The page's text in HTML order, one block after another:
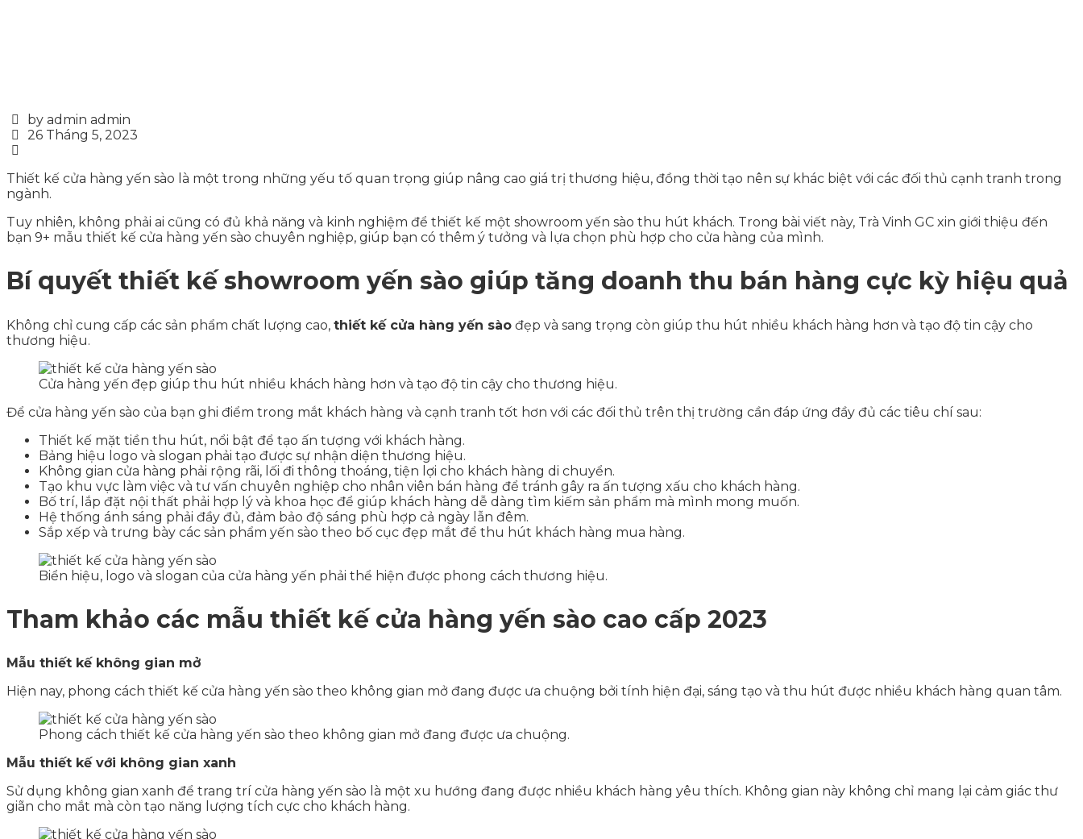
by admin admin
26 Tháng 5, 2023
Thiết kế cửa hàng yến sào là một trong những yếu tố quan trọng giúp nâng cao giá trị thương hiệu, đồng thời tạo nên sự khác biệt với các đối thủ cạnh tranh trong
ngành.
Tuy nhiên, không phải ai cũng có đủ khả năng và kinh nghiệm để thiết kế một showroom yến sào thu hút khách. Trong bài viết này, Trà Vinh GC xin giới thiệu đến
bạn 9+ mẫu thiết kế cửa hàng yến sào chuyên nghiệp, giúp bạn có thêm ý tưởng và lựa chọn phù hợp cho cửa hàng của mình.
Bí quyết thiết kế showroom yến sào giúp tăng doanh thu bán hàng cực kỳ hiệu quả
Không chỉ cung cấp các sản phẩm chất lượng cao, thiết kế cửa hàng yến sào đẹp và sang trọng còn giúp thu hút nhiều khách hàng hơn và tạo độ tin cậy cho
thương hiệu.
Cửa hàng yến đẹp giúp thu hút nhiều khách hàng hơn và tạo độ tin cậy cho thương hiệu.
Để cửa hàng yến sào của bạn ghi điểm trong mắt khách hàng và cạnh tranh tốt hơn với các đối thủ trên thị trường cần đáp ứng đầy đủ các tiêu chí sau:
Thiết kế mặt tiền thu hút, nổi bật để tạo ấn tượng với khách hàng.
Bảng hiệu logo và slogan phải tạo được sự nhận diện thương hiệu.
Không gian cửa hàng phải rộng rãi, lối đi thông thoáng, tiện lợi cho khách hàng di chuyển.
Tạo khu vực làm việc và tư vấn chuyên nghiệp cho nhân viên bán hàng để tránh gây ra ấn tượng xấu cho khách hàng.
Bố trí, lắp đặt nội thất phải hợp lý và khoa học để giúp khách hàng dễ dàng tìm kiếm sản phẩm mà mình mong muốn.
Hệ thống ánh sáng phải đầy đủ, đảm bảo độ sáng phù hợp cả ngày lẫn đêm.
Sắp xếp và trưng bày các sản phẩm yến sào theo bố cục đẹp mắt để thu hút khách hàng mua hàng.
Biển hiệu, logo và slogan của cửa hàng yến phải thể hiện được phong cách thương hiệu.
Tham khảo các mẫu thiết kế cửa hàng yến sào cao cấp 2023
Mẫu thiết kế không gian mở
Hiện nay, phong cách thiết kế cửa hàng yến sào theo không gian mở đang được ưa chuộng bởi tính hiện đại, sáng tạo và thu hút được nhiều khách hàng quan tâm.
Phong cách thiết kế cửa hàng yến sào theo không gian mở đang được ưa chuộng.
Mẫu thiết kế với không gian xanh
Sử dụng không gian xanh để trang trí cửa hàng yến sào là một xu hướng đang được nhiều khách hàng yêu thích. Không gian này không chỉ mang lại cảm giác thư
giãn cho mắt mà còn tạo năng lượng tích cực cho khách hàng.